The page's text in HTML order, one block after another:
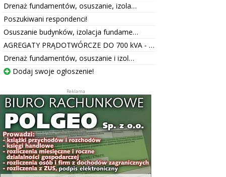
Drenaż fundamentów, osuszanie, izola…
Poszukiwani respondenci!
Osuszanie budynków, izolacja fundame…
AGREGATY PRĄDOTWÓRCZE DO 700 kVA - …
Drenaż fundamentów, osuszanie i izol…
Dodaj swoje ogłoszenie!